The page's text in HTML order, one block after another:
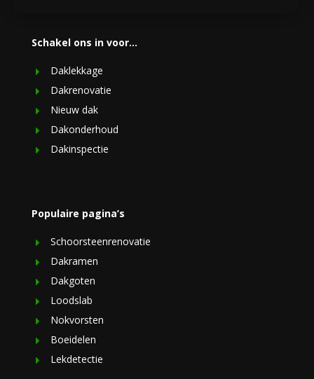
Schakel ons in voor…
Daklekkage
Dakrenovatie
Nieuw dak
Dakonderhoud
Dakinspectie
Populaire pagina’s
Schoorsteenrenovatie
Dakramen
Dakgoten
Loodslab
Nokvorsten
Boeidelen
Lekdetectie